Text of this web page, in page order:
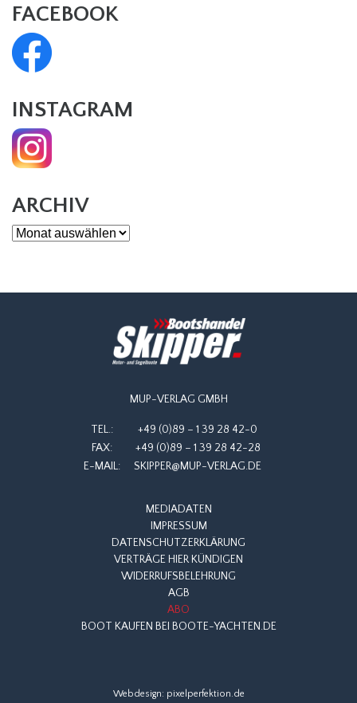
FACEBOOK
INSTAGRAM
ARCHIV
Archiv
MUP-VERLAG GMBH
TEL.:
+49 (0)89 – 1 39 28 42-0
FAX:
+49 (0)89 – 1 39 28 42-28
E-MAIL:
SKIPPER@MUP-VERLAG.DE
MEDIADATEN
IMPRESSUM
DATENSCHUTZERKLÄRUNG
VERTRÄGE HIER KÜNDIGEN
WIDERRUFSBELEHRUNG
AGB
ABO
BOOT KAUFEN BEI BOOTE-YACHTEN.DE
Webdesign: pixelperfektion.de